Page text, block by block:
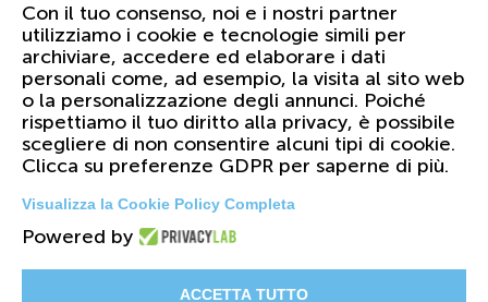
Con il tuo consenso, noi e i nostri partner
utilizziamo i cookie e tecnologie simili per
archiviare, accedere ed elaborare i dati
personali come, ad esempio, la visita al sito web
o la personalizzazione degli annunci. Poiché
rispettiamo il tuo diritto alla privacy, è possibile
scegliere di non consentire alcuni tipi di cookie.
Clicca su preferenze GDPR per saperne di più.
Visualizza la Cookie Policy Completa
Powered by
ACCETTA TUTTO